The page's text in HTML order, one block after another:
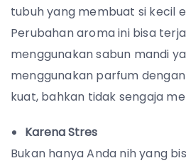
tubuh yang membuat si kecil
Perubahan aroma ini bisa
menggunakan sabun mandi
menggunakan parfum
kuat, bahkan tidak sengaja
Karena Stres
Bukan hanya Anda nih yang